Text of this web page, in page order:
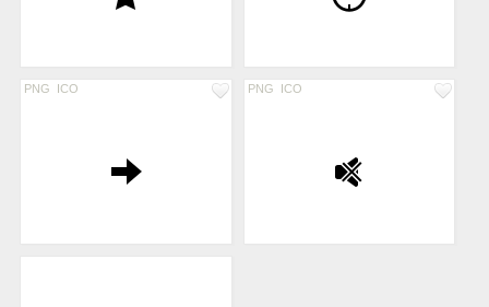
PNG ICO PNG ICO